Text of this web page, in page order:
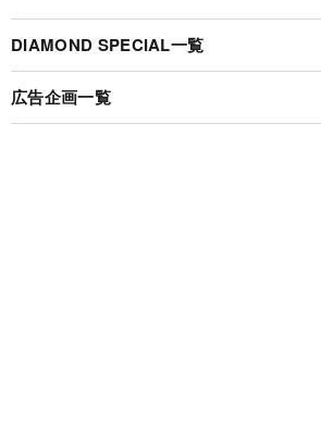
DIAMOND SPECIAL一覧
広告企画一覧